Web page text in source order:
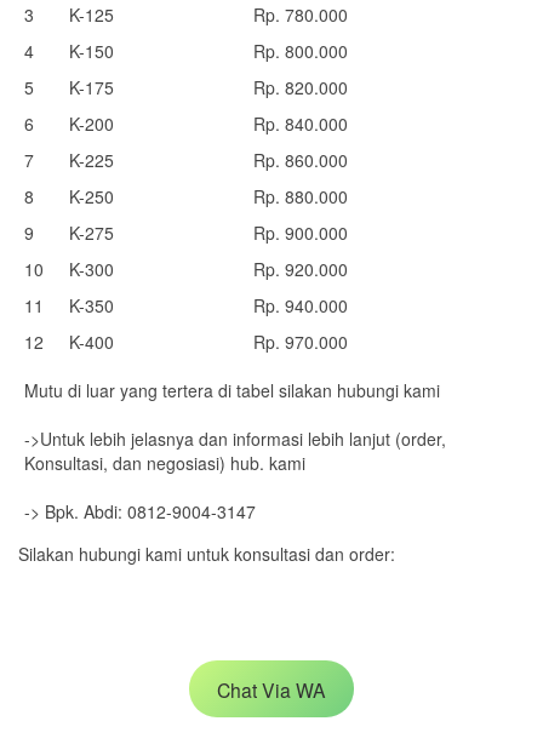
3
K-125
Rp. 780.000
4
K-150
Rp. 800.000
5
K-175
Rp. 820.000
6
K-200
Rp. 840.000
7
K-225
Rp. 860.000
8
K-250
Rp. 880.000
9
K-275
Rp. 900.000
10
K-300
Rp. 920.000
11
K-350
Rp. 940.000
12
K-400
Rp. 970.000
Mutu di luar yang tertera di tabel silakan hubungi kami
->Untuk lebih jelasnya dan informasi lebih lanjut (order,
Konsultasi, dan negosiasi) hub. kami
-> Bpk. Abdi: 0812-9004-3147
Silakan hubungi kami untuk konsultasi dan order:
Chat Via WA